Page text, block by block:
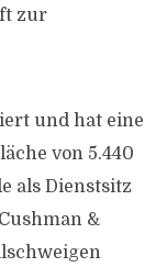
zur
und hat eine
von 5.440
als Dienstsitz
&